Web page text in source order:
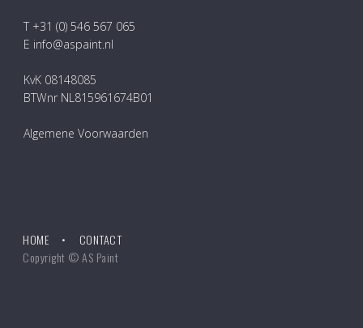
T +31 (0) 546 567 065
E info@aspaint.nl
KvK 08148085
BTWnr NL815961674B01
Algemene Voorwaarden
HOME
CONTACT
Copyright © AS Paint